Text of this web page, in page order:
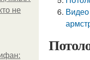
не